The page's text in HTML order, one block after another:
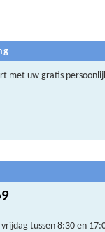
met uw gratis
tussen 8:30 en